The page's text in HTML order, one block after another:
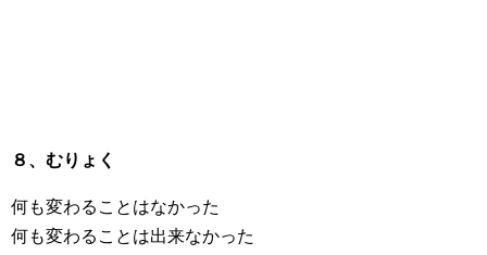
８、むりょく
何も変わることはなかった
何も変わることは出来なかった